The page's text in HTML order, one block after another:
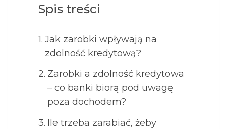
Spis treści
Jak zarobki wpływają na
zdolność kredytową?
Zarobki a zdolność kredytowa
– co banki biorą pod uwagę
poza dochodem?
Ile trzeba zarabiać, żeby